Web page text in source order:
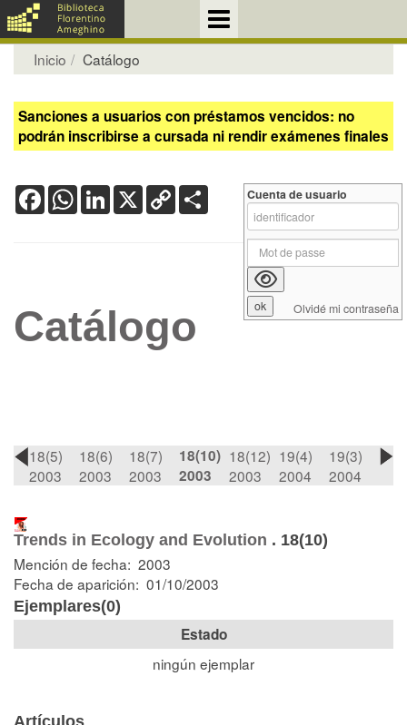
Inicio Catálogo
Sanciones a usuarios con préstamos vencidos: no
podrán inscribirse a cursada ni rendir exámenes finales
FacebookWhatsApp
LinkedIn
X Copy
Link
Catálogo
18(5)
2003
18(6)
2003
18(7)
2003
18(10)
2003
18(12)
2003
19(4)
2004
19(3)
2004
Trends in Ecology and Evolution . 18(10)
Mención de fecha: 2003
Fecha de aparición: 01/10/2003
Ejemplares(0)
Estado
ningún ejemplar
Artículos
Cuenta de usuario
Olvidé mi contraseña